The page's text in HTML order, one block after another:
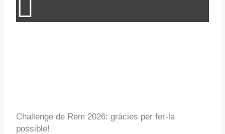
Challenge de Rem 2026: gràcies per fer-la
possible!